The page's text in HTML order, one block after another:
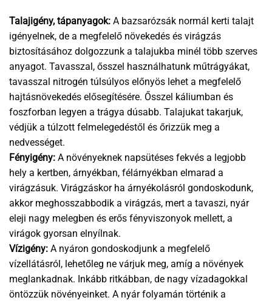
Talajigény, tápanyagok: A bazsarózsák normál kerti talajt
igényelnek, de a megfelelő növekedés és virágzás
biztosításához dolgozzunk a talajukba minél több szerves
anyagot. Tavasszal, ősszel használhatunk műtrágyákat,
tavasszal nitrogén túlsúlyos előnyös lehet a megfelelő
hajtásnövekedés elősegítésére. Ősszel káliumban és
foszforban legyen a trágya dúsabb. Talajukat takarjuk,
védjük a túlzott felmelegedéstől és őrizzük meg a
nedvességet.
Fényigény: A növényeknek napsütéses fekvés a legjobb
hely a kertben, árnyékban, félárnyékban elmarad a
virágzásuk. Virágzáskor ha árnyékolásról gondoskodunk,
akkor meghosszabbodik a virágzás, mert a tavaszi, nyár
eleji nagy melegben és erős fényviszonyok mellett, a
virágok gyorsan elnyílnak.
Vízigény: A nyáron gondoskodjunk a megfelelő
vízellátásról, lehetőleg ne várjuk meg, amíg a növények
meglankadnak. Inkább ritkábban, de nagy vízadagokkal
öntözzük növényeinket. A nyár folyamán történik a